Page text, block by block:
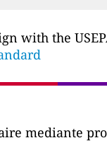
with the
mediante